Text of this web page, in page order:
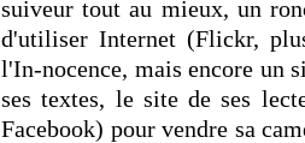
suiveur tout au mieux, un
d'utiliser Internet (Flickr,
l'In-nocence, mais encore un
ses textes, le site de ses
Facebook) pour vendre sa